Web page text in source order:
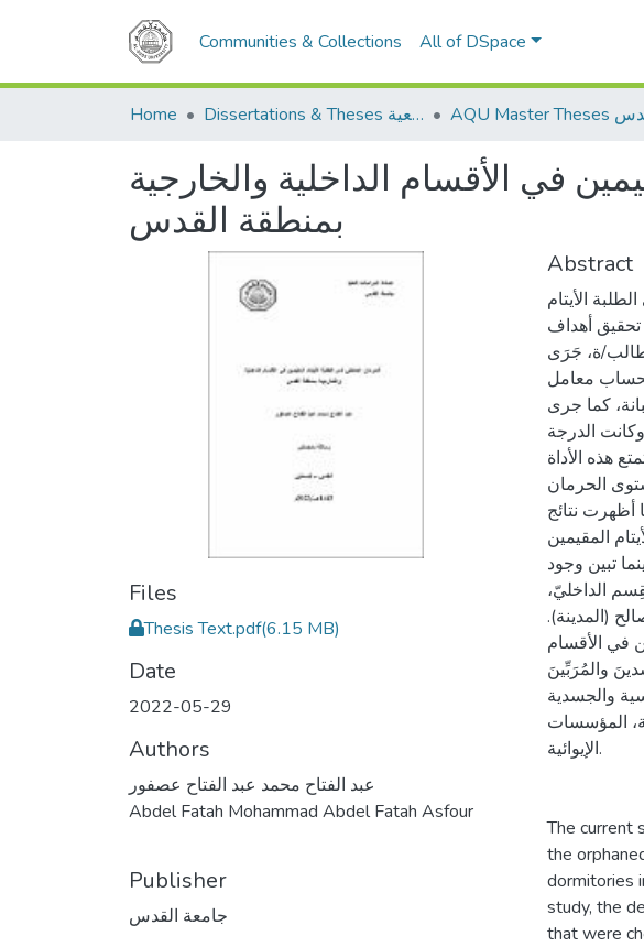
Communities & Collections All of DSpace
Home Dissertations & Theses الرسائل الجامعية
في الأقسام الداخلية والخارجية
بمنطقة القدس
Files
Thesis Text.pdf(6.15 MB)
Date
2022-05-29
Authors
عبد الفتاح محمد عبد الفتاح عصفور
Abdel Fatah Mohammad Abdel Fatah Asfour
Publisher
جامعة القدس
Abstract
الأيتام
تحقيق أهداف
المنهجُ الوصفيّ. واشتملت عيِّنة الدِّراسة على (116) طالب/ة، جَرَى
معامل
كما جرى
الدرجة
تشير إلى تمتع هذه الأداة
الحرمان
أظهرت نتائج
المقيمين
تبين وجود
الداخليّ،
(المدينة).
في الأقسام
والمُرَبِّينَ
والجسدية.
المؤسسات
الإيوائية.
The current
the
dormitories
study, the
that were